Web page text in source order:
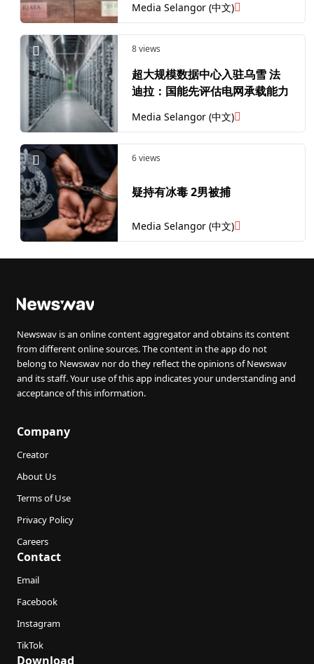
Media Selangor (中文)
8 views
超大规模数据中心入驻乌雪 法
迪拉：国能先评估电网承载能力
Media Selangor (中文)
6 views
疑持有冰毒 2男被捕
Media Selangor (中文)
Newswav is an online content aggregator and obtains its content
from different online sources. The content in the app do not
belong to Newswav nor do they reflect the opinions of Newswav
and its staff. Your use of this app indicates your understanding and
acceptance of this information.
Company
Creator
About Us
Terms of Use
Privacy Policy
Careers
Contact
Email
Facebook
Instagram
TikTok
Download